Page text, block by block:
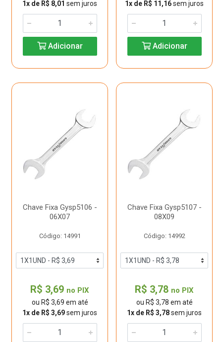
1x de R$ 8,01 sem juros
Adicionar
1x de R$ 11,16sem juros
Adicionar
Chave Fixa Gysp5106 -
06X07
Código: 14991
R$ 3,69 no PIX
ou R$ 3,69 em até
1x de R$ 3,69sem juros
Chave Fixa Gysp5107 -
08X09
Código: 14992
R$ 3,78 no PIX
ou R$ 3,78 em até
1x de R$ 3,78sem juros